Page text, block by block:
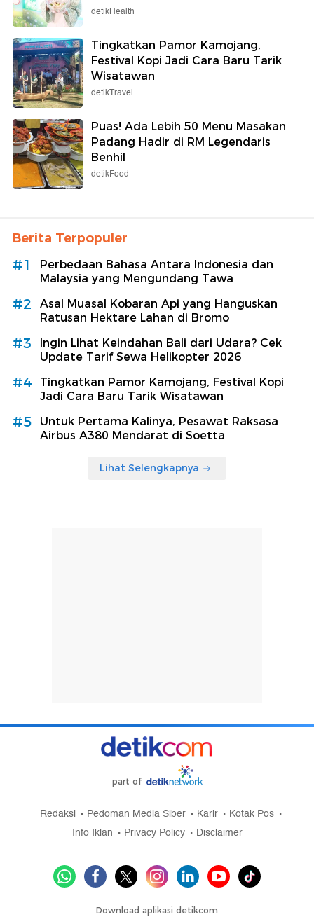
detikHealth
Tingkatkan Pamor Kamojang,
Festival Kopi Jadi Cara Baru Tarik
Wisatawan
detikTravel
Puas! Ada Lebih 50 Menu Masakan
Padang Hadir di RM Legendaris
Benhil
detikFood
Berita Terpopuler
#1
Perbedaan Bahasa Antara Indonesia dan
Malaysia yang Mengundang Tawa
#2
Asal Muasal Kobaran Api yang Hanguskan
Ratusan Hektare Lahan di Bromo
#3
Ingin Lihat Keindahan Bali dari Udara? Cek
Update Tarif Sewa Helikopter 2026
#4
Tingkatkan Pamor Kamojang, Festival Kopi
Jadi Cara Baru Tarik Wisatawan
#5
Untuk Pertama Kalinya, Pesawat Raksasa
Airbus A380 Mendarat di Soetta
Lihat Selengkapnya
part of
Redaksi Pedoman Media Siber Karir
Kotak Pos
Info Iklan
Privacy Policy Disclaimer
Download aplikasi detikcom